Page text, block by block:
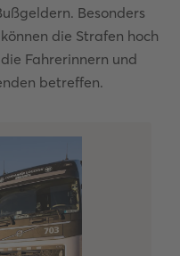
Besonders
die Strafen hoch
Fahrerinnern und
betreffen.